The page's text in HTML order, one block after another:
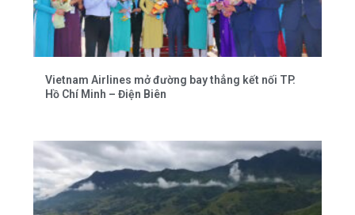
Vietnam Airlines mở đường bay thẳng kết nối TP.
Hồ Chí Minh – Điện Biên